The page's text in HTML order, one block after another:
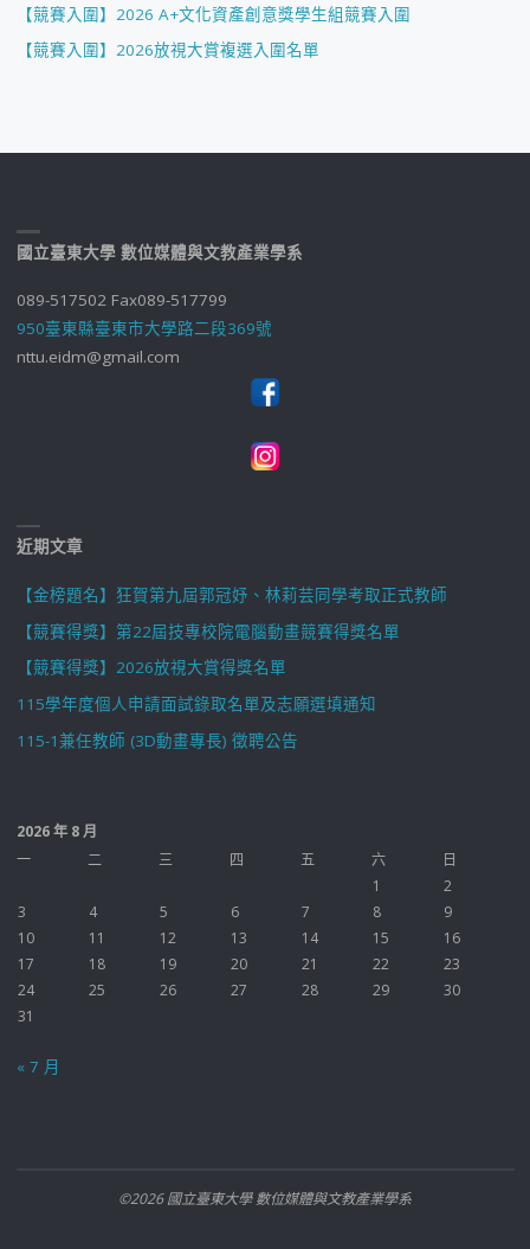
【競賽入圍】2026 A+文化資產創意獎學生組競賽入圍
【競賽入圍】2026放視大賞複選入圍名單
國立臺東大學 數位媒體與文教產業學系
089-517502 Fax089-517799
950臺東縣臺東市大學路二段369號
nttu.eidm@gmail.com
近期文章
【金榜題名】狂賀第九屆郭冠妤、林莉芸同學考取正式教師
【競賽得獎】第22屆技專校院電腦動畫競賽得獎名單
【競賽得獎】2026放視大賞得獎名單
115學年度個人申請面試錄取名單及志願選填通知
115-1兼任教師 (3D動畫專長) 徵聘公告
2026 年 8 月
一
二 三 四 五 六
日
1
2
3
4 5 6 7 8
9
10
11 12 13 14 15
16
17
18 19 20 21 22
23
24
25 26 27 28 29
30
31
« 7 月
©2026 國立臺東大學 數位媒體與文教產業學系